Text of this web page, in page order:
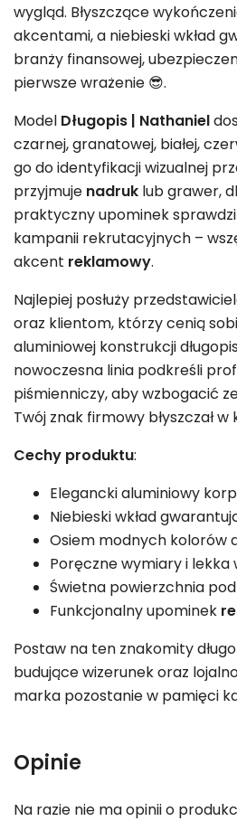
wygląd. Błyszczące
akcentami, a niebieski wkład
branży finansowej,
pierwsze wrażenie 😎.
Model Długopis | Nathaniel
czarnej, granatowej, białej,
go do identyfikacji wizualnej
przyjmuje nadruk lub grawer,
praktyczny upominek
kampanii rekrutacyjnych –
akcent reklamowy.
Najlepiej posłuży
oraz klientom, którzy cenią
aluminiowej konstrukcji
nowoczesna linia podkreśli
piśmienniczy, aby wzbogacić
Twój znak firmowy błyszczał w
Cechy produktu:
Elegancki aluminiowy
Niebieski wkład
Osiem modnych kolorów
Poręczne wymiary i lekka
Świetna powierzchnia pod
Funkcjonalny upominek
Postaw na ten znakomity
budujące wizerunek oraz
marka pozostanie w pamięci
Opinie
Na razie nie ma opinii o